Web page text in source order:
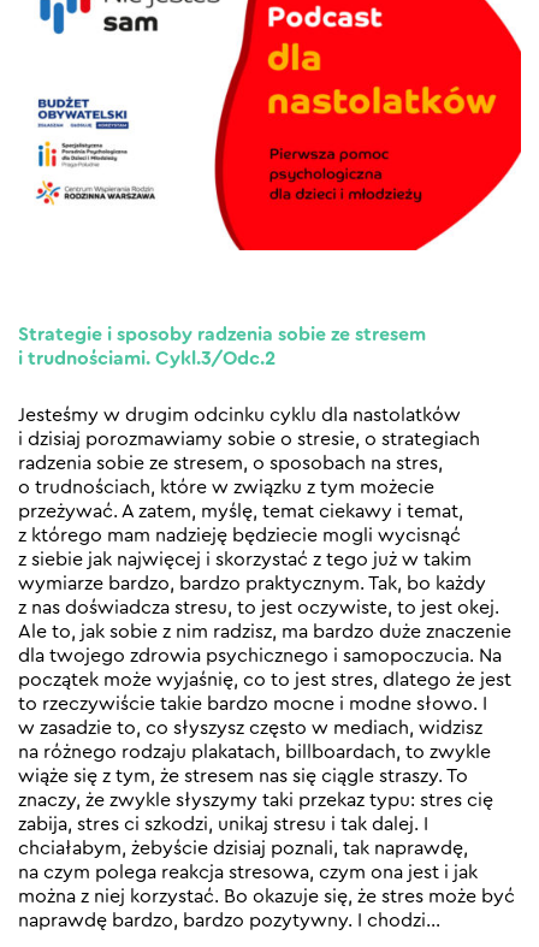
Strategie i sposoby radzenia sobie ze stresem
i trudnościami. Cykl.3/Odc.2
Jesteśmy w drugim odcinku cyklu dla nastolatków
i dzisiaj porozmawiamy sobie o stresie, o strategiach
radzenia sobie ze stresem, o sposobach na stres,
o trudnościach, które w związku z tym możecie
przeżywać. A zatem, myślę, temat ciekawy i temat,
z którego mam nadzieję będziecie mogli wycisnąć
z siebie jak najwięcej i skorzystać z tego już w takim
wymiarze bardzo, bardzo praktycznym. Tak, bo każdy
z nas doświadcza stresu, to jest oczywiste, to jest okej.
Ale to, jak sobie z nim radzisz, ma bardzo duże znaczenie
dla twojego zdrowia psychicznego i samopoczucia. Na
początek może wyjaśnię, co to jest stres, dlatego że jest
to rzeczywiście takie bardzo mocne i modne słowo. I
w zasadzie to, co słyszysz często w mediach, widzisz
na różnego rodzaju plakatach, billboardach, to zwykle
wiąże się z tym, że stresem nas się ciągle straszy. To
znaczy, że zwykle słyszymy taki przekaz typu: stres cię
zabija, stres ci szkodzi, unikaj stresu i tak dalej. I
chciałabym, żebyście dzisiaj poznali, tak naprawdę,
na czym polega reakcja stresowa, czym ona jest i jak
można z niej korzystać. Bo okazuje się, że stres może być
naprawdę bardzo, bardzo pozytywny. I chodzi…